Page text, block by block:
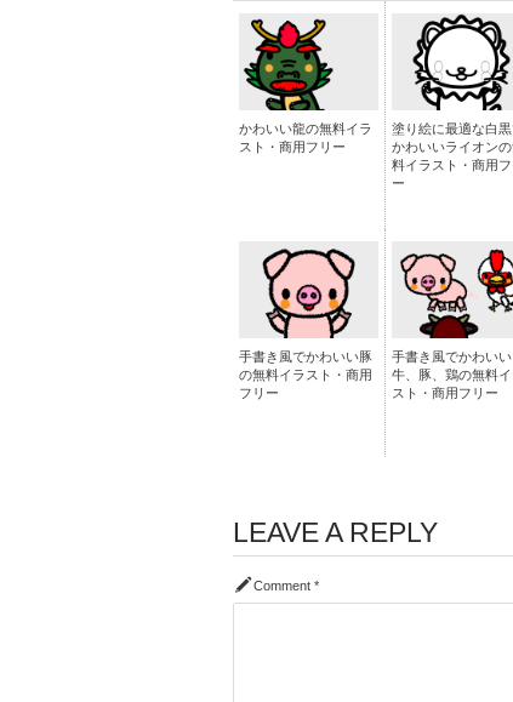
かわいい龍の無料イラ
スト・商用フリー
塗り絵に最適な白
かわいいライオン
料イラスト・商用フ
ー
手書き風でかわいい豚
の無料イラスト・商用
フリー
手書き風でかわいい
牛、豚、鶏の無料イ
スト・商用フリー
LEAVE A REPLY
Comment *